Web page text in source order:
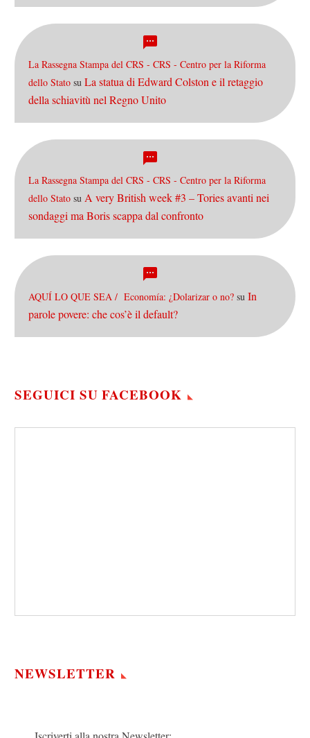
La Rassegna Stampa del CRS - CRS - Centro per la Riforma
dello Stato su La statua di Edward Colston e il retaggio
della schiavitù nel Regno Unito
La Rassegna Stampa del CRS - CRS - Centro per la Riforma
dello Stato su A very British week #3 – Tories avanti nei
sondaggi ma Boris scappa dal confronto
AQUÍ LO QUE SEA / Economía: ¿Dolarizar o no? su In
parole povere: che cos’è il default?
SEGUICI SU FACEBOOK
NEWSLETTER